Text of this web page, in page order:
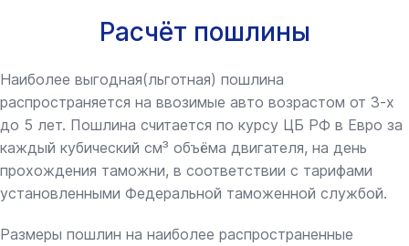
Расчёт пошлины
Наиболее выгодная(льготная) пошлина
распространяется на ввозимые авто возрастом от 3-х
до 5 лет. Пошлина считается по курсу ЦБ РФ в Евро за
каждый кубический см³ объёма двигателя, на день
прохождения таможни, в соответствии с тарифами
установленными Федеральной таможенной службой.
Размеры пошлин на наиболее распространенные